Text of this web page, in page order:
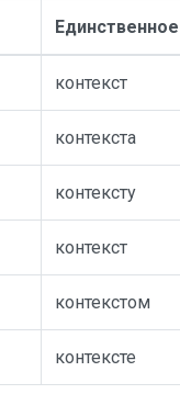
контекст
контекста
контексту
контекст
контекстом
контексте